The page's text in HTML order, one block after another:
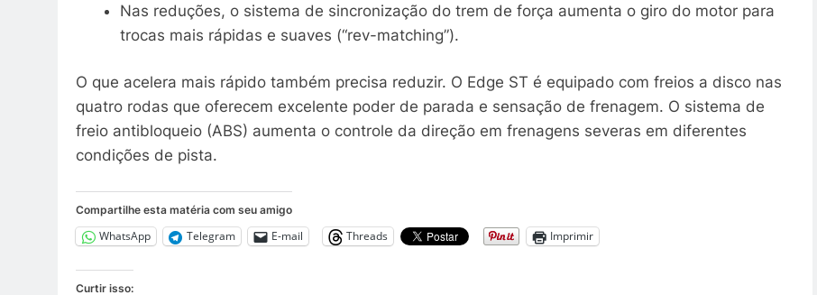
Nas reduções, o sistema de sincronização do trem de força aumenta o giro do motor para
trocas mais rápidas e suaves (“rev-matching”).
O que acelera mais rápido também precisa reduzir. O Edge ST é equipado com freios a disco nas
quatro rodas que oferecem excelente poder de parada e sensação de frenagem. O sistema de
freio antibloqueio (ABS) aumenta o controle da direção em frenagens severas em diferentes
condições de pista.
Compartilhe esta matéria com seu amigo
WhatsApp Telegram E-mail Threads Imprimir
Curtir isso: